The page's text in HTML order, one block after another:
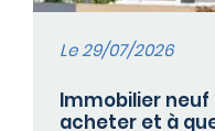
Le 29/07/2026
Immobilier neuf
acheter et à